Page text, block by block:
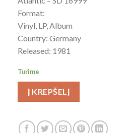
Format:
Vinyl, LP, Album
Country: Germany
Released: 1981
Turime
Į KREPŠELĮ